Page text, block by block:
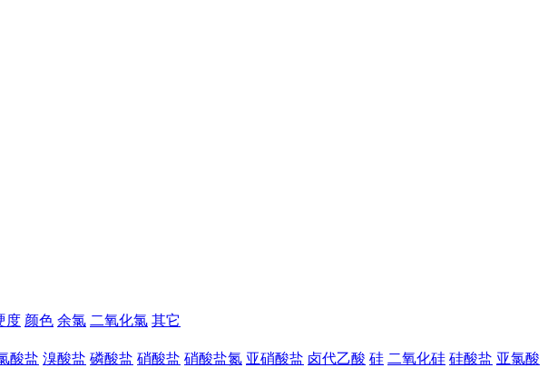
度 颜色 余氯 二氧化氯 其它
酸盐 溴酸盐 磷酸盐 硝酸盐 硝酸盐氮 亚硝酸盐 卤代乙酸 硅 二氧化硅 硅酸盐 亚氯酸